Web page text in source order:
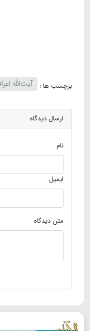
برچسب ها : آیت‌الله
ارسال دیدگاه
نام
ایمیل
متن دیدگاه